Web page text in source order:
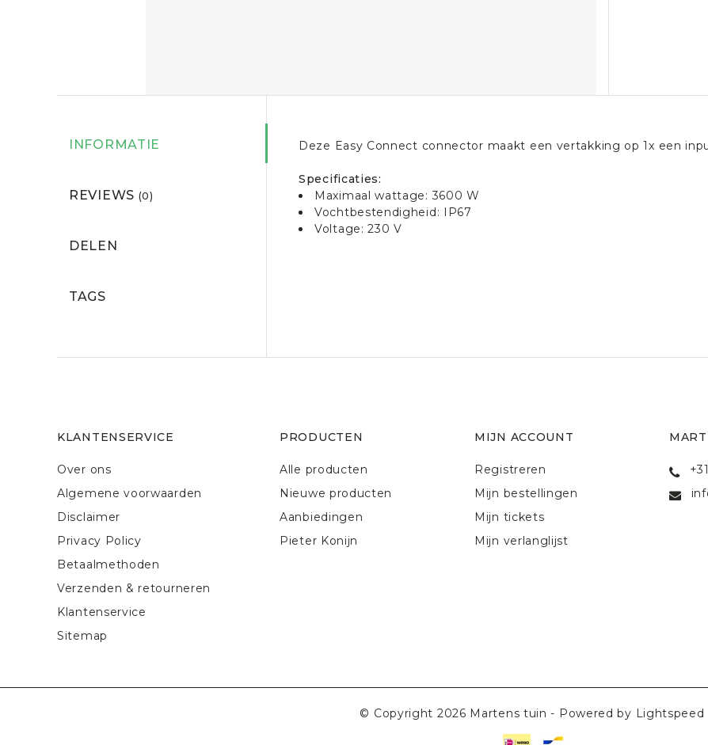
INFORMATIE
REVIEWS (0)
DELEN
TAGS
Deze Easy Connect connector maakt een vertakking op 1x een
Specificaties:
Maximaal wattage: 3600 W
Vochtbestendigheid: IP67
Voltage: 230 V
KLANTENSERVICE
Over ons
Algemene voorwaarden
Disclaimer
Privacy Policy
Betaalmethoden
Verzenden & retourneren
Klantenservice
Sitemap
PRODUCTEN
Alle producten
Nieuwe producten
Aanbiedingen
Pieter Konijn
MIJN ACCOUNT
Registreren
Mijn bestellingen
Mijn tickets
Mijn verlanglijst
© Copyright 2026 Martens tuin - Powered by Lightspeed